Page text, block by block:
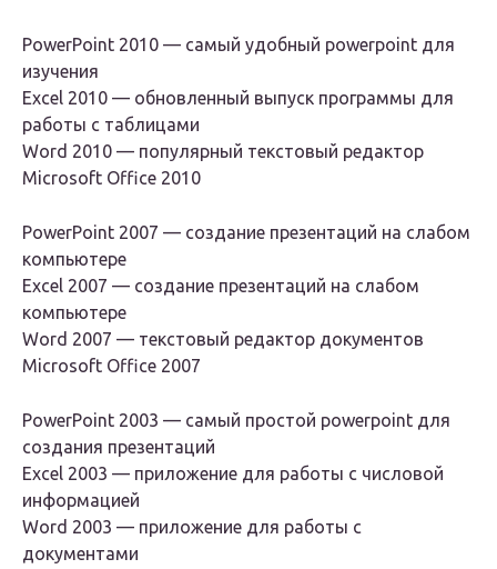
PowerPoint 2010 — самый удобный powerpoint для
изучения
Excel 2010 — обновленный выпуск программы для
работы с таблицами
Word 2010 — популярный текстовый редактор
Microsoft Office 2010
PowerPoint 2007 — создание презентаций на слабом
компьютере
Excel 2007 — создание презентаций на слабом
компьютере
Word 2007 — текстовый редактор документов
Microsoft Office 2007
PowerPoint 2003 — самый простой powerpoint для
создания презентаций
Excel 2003 — приложение для работы с числовой
информацией
Word 2003 — приложение для работы с
документами